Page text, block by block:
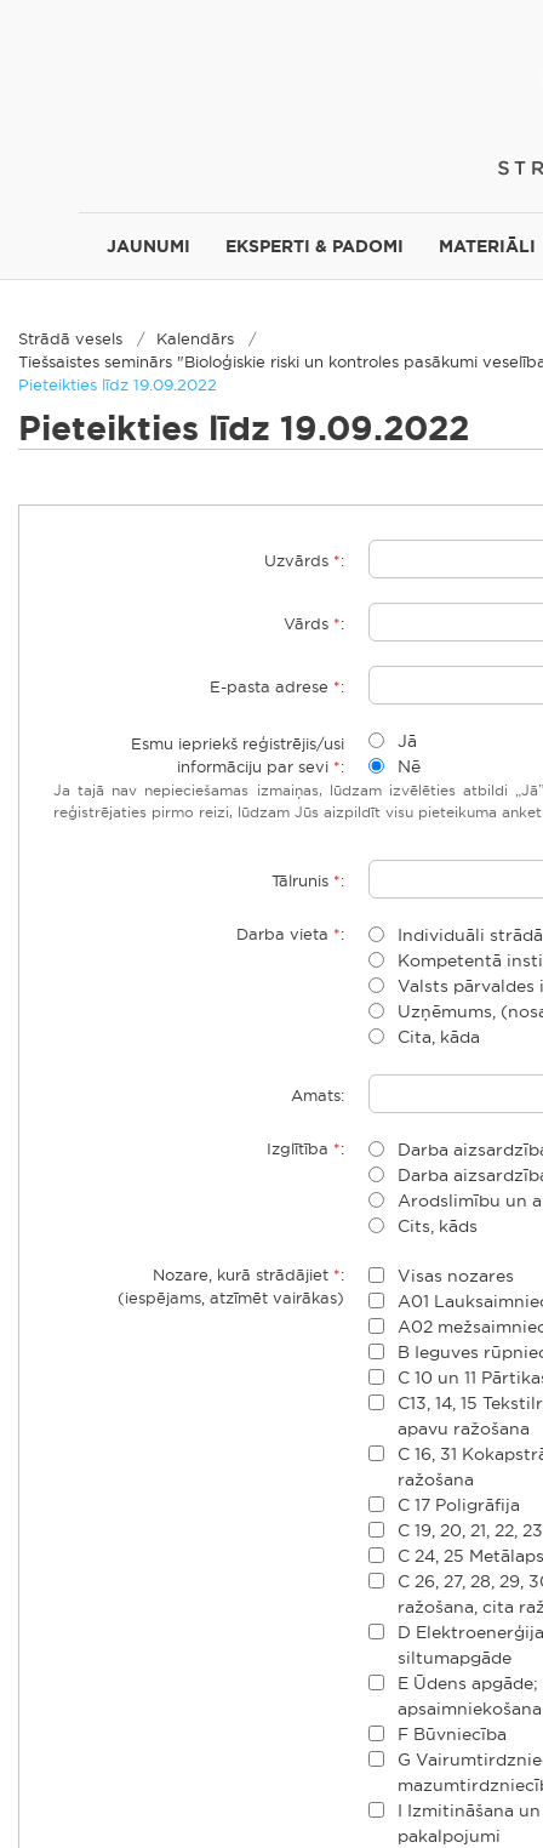
JAUNUMI EKSPERTI & PADOMI MATERIĀLI
Strādā vesels
Kalendārs
Tiešsaistes seminārs "Bioloģiskie riski un kontroles pasākumi
Pieteikties līdz 19.09.2022
Pieteikties līdz 19.09.2022
Uzvārds *:
Vārds *:
E-pasta adrese *:
Esmu iepriekš reģistrējis/usi
informāciju par sevi *:
Jā
Nē
Ja tajā nav nepieciešamas izmaiņas, lūdzam izvēlēties atbildi
reģistrējaties pirmo reizi, lūdzam Jūs aizpildīt visu pieteikuma
Tālrunis *:
Darba vieta *:
Individuāli
Kompetentā
Valsts pārvaldes
Uzņēmums,
Cita, kāda
Amats:
Izglītība *:
Darba
Darba
Arodslimību un
Cits, kāds
Nozare, kurā strādājiet *:
(iespējams, atzīmēt vairākas)
Visas nozares
A01
A02
B Ieguves
C 10 un 11
C13, 14, 15
apavu ražošana
C 16, 31
ražošana
C 17 Poligrāfija
C 19, 20, 21, 22,
C 24, 25
C 26, 27, 28, 29,
ražošana, cita
D
siltumapgāde
E Ūdens
apsaimniekošana
F Būvniecība
G
I Izmitināšana
pakalpojumi